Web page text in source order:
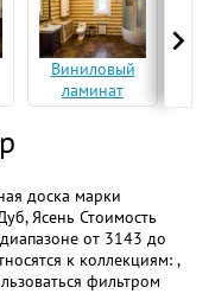
Виниловый
ламинат
доска марки
Ясень Стоимость
от 3143 до
к коллекциям: ,
фильтром